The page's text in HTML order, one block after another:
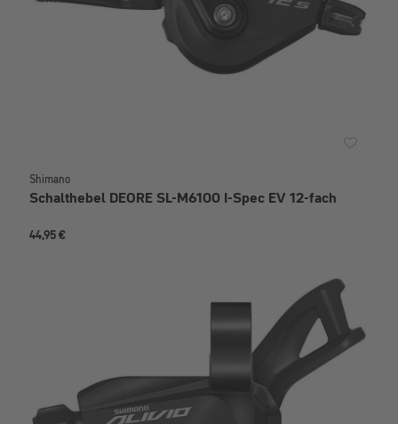
Shimano
Schalthebel DEORE SL-M6100 I-Spec EV 12-fach
44,95 €